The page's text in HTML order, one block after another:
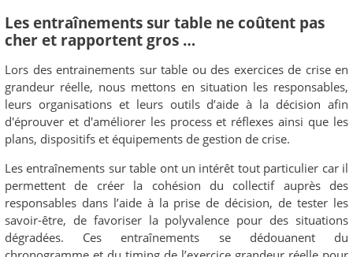
Les entraînements sur table ne coûtent pas
cher et rapportent gros …
Lors des entrainements sur table ou des exercices de crise en
grandeur réelle, nous mettons en situation les responsables,
leurs organisations et leurs outils d’aide à la décision afin
d'éprouver et d'améliorer les process et réflexes ainsi que les
plans, dispositifs et équipements de gestion de crise.
Les entraînements sur table ont un intérêt tout particulier car il
permettent de créer la cohésion du collectif auprès des
responsables dans l’aide à la prise de décision, de tester les
savoir-être, de favoriser la polyvalence pour des situations
dégradées. Ces entraînements se dédouanent du